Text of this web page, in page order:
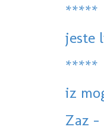
*****
jeste
*****
iz
Zaz -